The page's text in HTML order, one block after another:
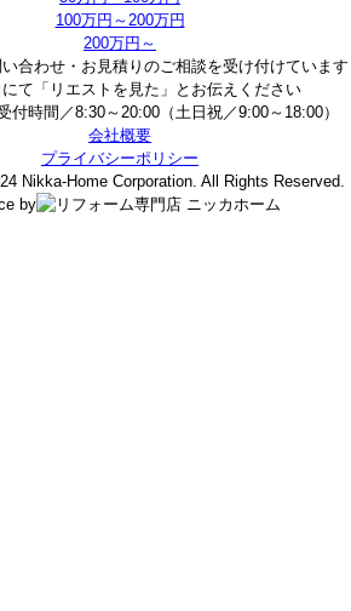
100万円～200万円
200万円～
合わせ・お見積りのご相談を受け付けています
て「リエストを見た」とお伝えください
付時間／8:30～20:00（土日祝／9:00～18:00）
会社概要
プライバシーポリシー
Nikka-Home Corporation. All Rights Reserved.
by